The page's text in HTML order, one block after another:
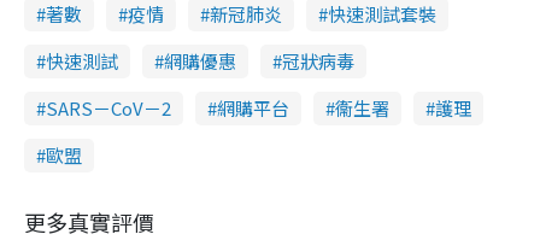
著數 疫情 新冠肺炎
快速測試套裝
快速測試
網購優惠
冠狀病毒
SARS－CoV－2
網購平台 衞生署
護理
歐盟
更多真實評價